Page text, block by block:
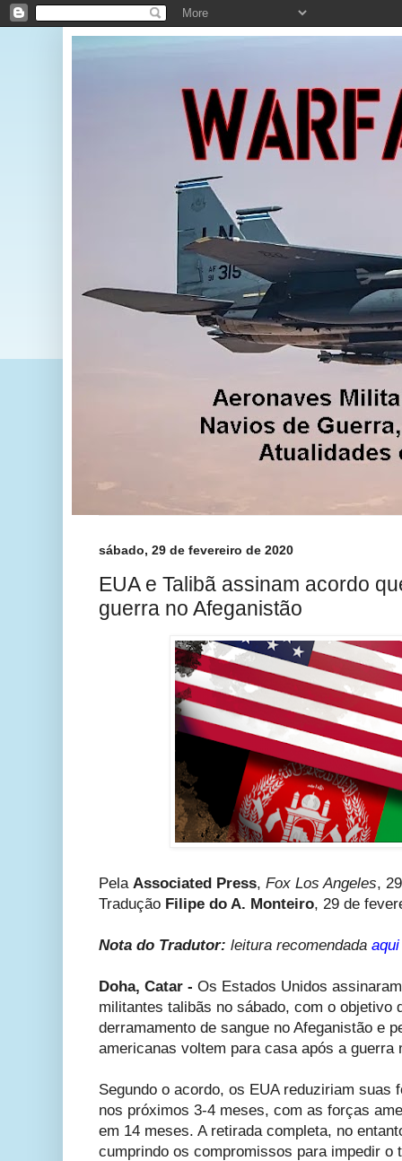
sábado, 29 de fevereiro de 2020
EUA e Talibã assinam acordo
guerra no Afeganistão
Pela Associated Press, Fox Los Angeles,
Tradução Filipe do A. Monteiro, 29 de
Nota do Tradutor: leitura recomendada aqui
Doha, Catar - Os Estados Unidos
militantes talibãs no sábado, com o objetivo
derramamento de sangue no Afeganistão e
americanas voltem para casa após a guerra
Segundo o acordo, os EUA reduziriam suas
nos próximos 3-4 meses, com as forças
em 14 meses. A retirada completa, no
cumprindo os compromissos para impedir o